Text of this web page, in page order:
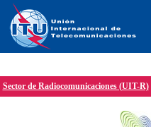
Sector de Radiocomunicaciones (UIT-R)